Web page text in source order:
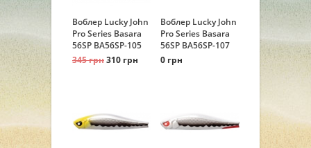
Воблер Lucky John
Pro Series Basara
56SP BA56SP-105
345 грн310 грн
Воблер Lucky John
Pro Series Basara
56SP BA56SP-107
0 грн